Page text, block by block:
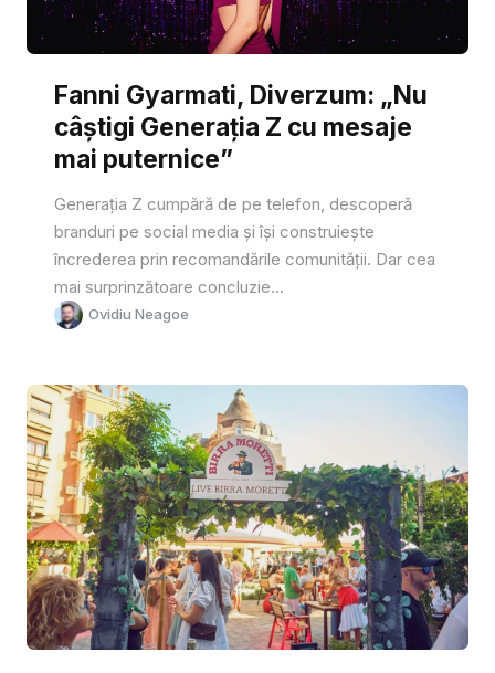
Fanni Gyarmati, Diverzum: „Nu
câștigi Generația Z cu mesaje
mai puternice”
Generația Z cumpără de pe telefon, descoperă
branduri pe social media și își construiește
încrederea prin recomandările comunității. Dar cea
mai surprinzătoare concluzie...
Ovidiu Neagoe